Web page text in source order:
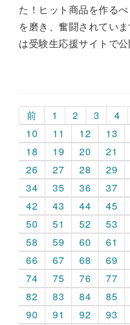
た！ヒット商品を作る
を磨き、奮闘されてい
は受験生応援サイトで
前 1 2 3 4
10
11 12 13
18
19 20 21
26
27 28 29
34
35 36 37
42
43 44 45
50
51 52 53
58
59 60 61
66
67 68 69
74
75 76 77
82
83 84 85
90
91 92 93